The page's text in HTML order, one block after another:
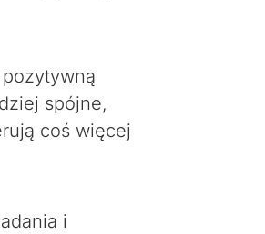
spójne,
coś więcej
i